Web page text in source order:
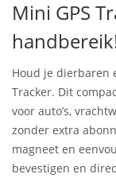
Mini GPS
Houd je dierbaren
Tracker. Dit
voor auto’s,
zonder extra
magneet en
bevestigen en